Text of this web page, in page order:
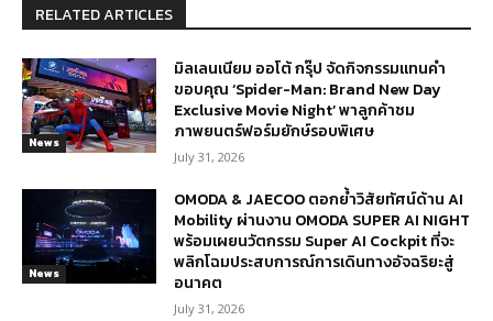
RELATED ARTICLES
News
มิลเลนเนียม ออโต้ กรุ๊ป จัดกิจกรรมแทนคำ
ขอบคุณ ‘Spider-Man: Brand New Day
Exclusive Movie Night’ พาลูกค้าชม
ภาพยนตร์ฟอร์มยักษ์รอบพิเศษ
July 31, 2026
News
OMODA & JAECOO ตอกย้ำวิสัยทัศน์ด้าน AI
Mobility ผ่านงาน OMODA SUPER AI NIGHT
พร้อมเผยนวัตกรรม Super AI Cockpit ที่จะ
พลิกโฉมประสบการณ์การเดินทางอัจฉริยะสู่
อนาคต
July 31, 2026